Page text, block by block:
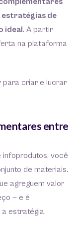
de
ideal. A partir
na plataforma
para criar e lucrar
entre
infoprodutos, você
de materiais.
agreguem valor
— e é
estratégia.